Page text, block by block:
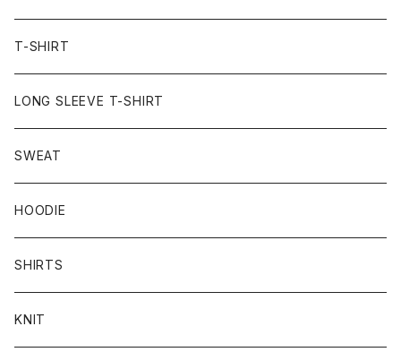
T-SHIRT
LONG SLEEVE T-SHIRT
SWEAT
HOODIE
SHIRTS
KNIT